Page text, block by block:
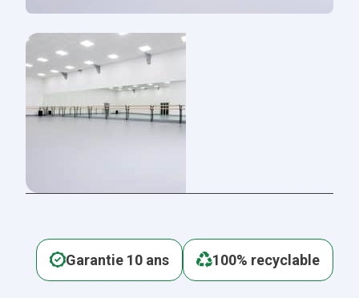
Garantie 10 ans 100% recyclable